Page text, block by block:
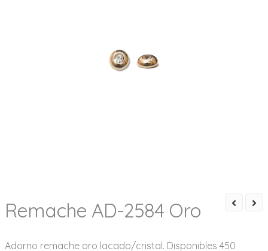
Remache AD-2584 Oro
Adorno remache oro lacado/cristal. Disponibles 450